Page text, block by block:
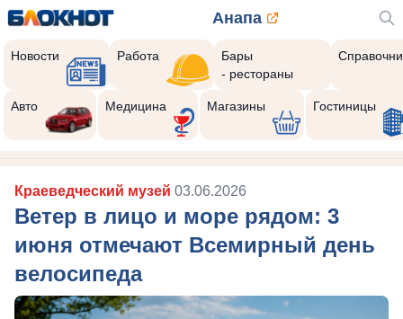
Анапа
Новости Работа
Бары
- рестораны
Авто Медицина Магазины Гостиницы
Краеведческий музей 03.06.2026
Ветер в лицо и море рядом: 3
июня отмечают Всемирный день
велосипеда